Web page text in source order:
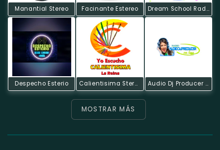
Manantial Stereo Facinante Estereo Dream School Radio
Despecho Esterio Calientisima Stereo Audio Dj Producer Radio
MOSTRAR MÁS